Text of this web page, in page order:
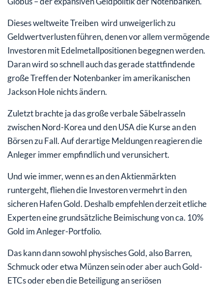
Dieses weltweite Treiben wird unweigerlich zu
Geldwertverlusten führen, denen vor allem vermögende
Investoren mit Edelmetallpositionen begegnen werden.
Daran wird so schnell auch das gerade stattfindende
große Treffen der Notenbanker im amerikanischen
Jackson Hole nichts ändern.
Zuletzt brachte ja das große verbale Säbelrasseln
zwischen Nord-Korea und den USA die Kurse an den
Börsen zu Fall. Auf derartige Meldungen reagieren die
Anleger immer empfindlich und verunsichert.
Und wie immer, wenn es an den Aktienmärkten
runtergeht, fliehen die Investoren vermehrt in den
sicheren Hafen Gold. Deshalb empfehlen derzeit etliche
Experten eine grundsätzliche Beimischung von ca. 10%
Gold im Anleger-Portfolio.
Das kann dann sowohl physisches Gold, also Barren,
Schmuck oder etwa Münzen sein oder aber auch Gold-
ETCs oder eben die Beteiligung an seriösen